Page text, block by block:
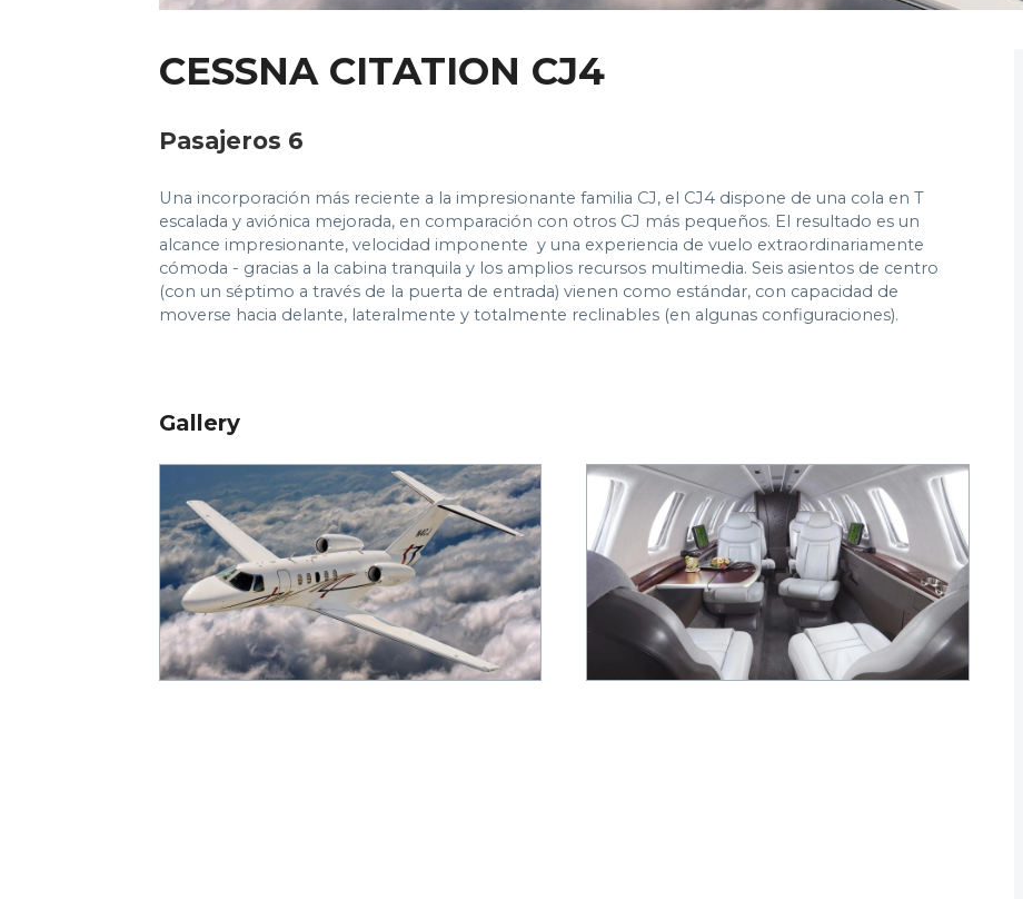
CESSNA CITATION CJ4
Pasajeros 6
Una incorporación más reciente a la impresionante familia CJ, el CJ4 dispone de una cola en T
escalada y aviónica mejorada, en comparación con otros CJ más pequeños. El resultado es un
alcance impresionante, velocidad imponente y una experiencia de vuelo extraordinariamente
cómoda - gracias a la cabina tranquila y los amplios recursos multimedia. Seis asientos de centro
(con un séptimo a través de la puerta de entrada) vienen como estándar, con capacidad de
moverse hacia delante, lateralmente y totalmente reclinables (en algunas configuraciones).
Gallery